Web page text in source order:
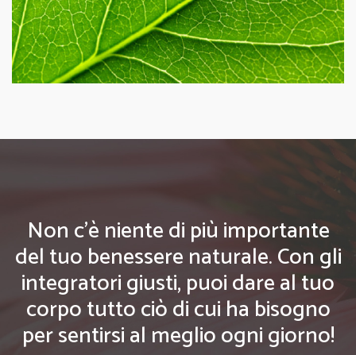
Non c'è niente di più importante
del tuo benessere naturale. Con gli
integratori giusti, puoi dare al tuo
corpo tutto ciò di cui ha bisogno
per sentirsi al meglio ogni giorno!